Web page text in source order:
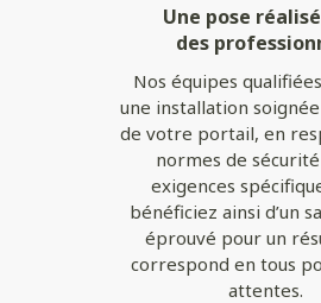
Une pose
des
Nos équipes
une installation
de votre portail, en
normes de
exigences
bénéficiez ainsi d’un
éprouvé pour un
correspond en tous
attentes.